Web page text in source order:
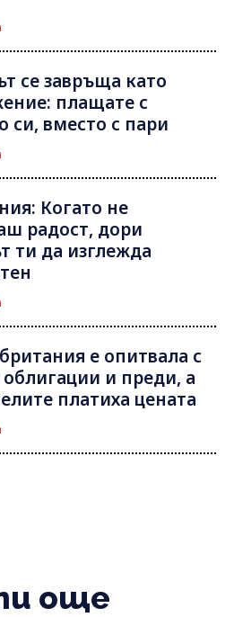
се завръща като
плащате с
си, вместо с пари
Когато не
радост, дори
ти да изглежда
е опитвала с
и преди, а
платиха цената
още